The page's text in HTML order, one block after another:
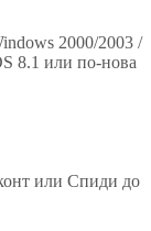
2000/2003 /
8.1 или по-нова
или Спиди до